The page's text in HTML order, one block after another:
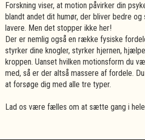
Forskning viser, at motion påvirker din
blandt andet dit humør, der bliver bedre og
lavere. Men det stopper ikke her!
Der er nemlig også en række fysiske
styrker dine knogler, styrker hjernen,
kroppen. Uanset hvilken motionsform du
med, så er der altså massere af fordele.
at forsøge dig med alle tre typer.
Lad os være fælles om at sætte gang i